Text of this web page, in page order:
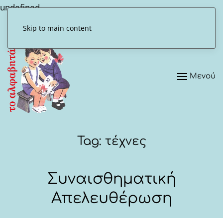
undefined
Skip to main content
Μενού
Tag: τέχνες
Συναισθηματική
Απελευθέρωση